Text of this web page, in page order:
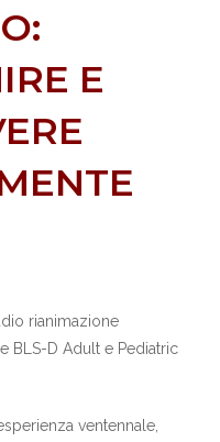
E
rianimazione
BLS-D Adult e Pediatric
ventennale,